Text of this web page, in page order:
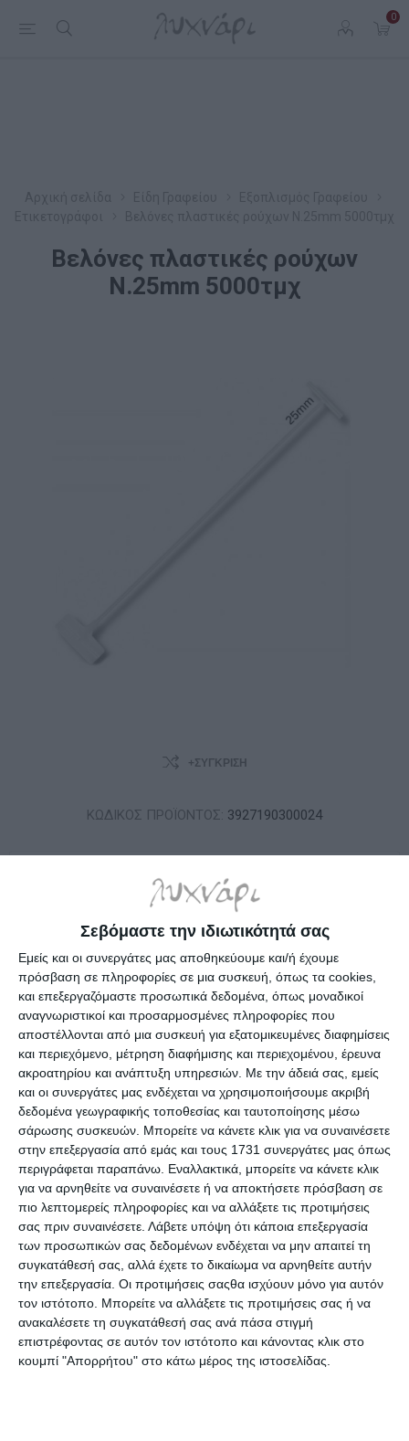
Σεβόμαστε την ιδιωτικότητά σας
Εμείς και οι συνεργάτες μας αποθηκεύουμε και/ή έχουμε
πρόσβαση σε πληροφορίες σε μια συσκευή, όπως τα cookies,
και επεξεργαζόμαστε προσωπικά δεδομένα, όπως μοναδικοί
αναγνωριστικοί και προσαρμοσμένες πληροφορίες που
αποστέλλονται από μια συσκευή για εξατομικευμένες διαφημίσεις
και περιεχόμενο, μέτρηση διαφήμισης και περιεχομένου, έρευνα
ακροατηρίου και ανάπτυξη υπηρεσιών. Με την άδειά σας, εμείς
και οι συνεργάτες μας ενδέχεται να χρησιμοποιήσουμε ακριβή
δεδομένα γεωγραφικής τοποθεσίας και ταυτοποίησης μέσω
σάρωσης συσκευών. Μπορείτε να κάνετε κλικ για να συναινέσετε
στην επεξεργασία από εμάς και τους 1731 συνεργάτες μας όπως
περιγράφεται παραπάνω. Εναλλακτικά, μπορείτε να κάνετε κλικ
για να αρνηθείτε να συναινέσετε ή να αποκτήσετε πρόσβαση σε
πιο λεπτομερείς πληροφορίες και να αλλάξετε τις προτιμήσεις
σας πριν συναινέσετε. Λάβετε υπόψη ότι κάποια επεξεργασία
των προσωπικών σας δεδομένων ενδέχεται να μην απαιτεί τη
συγκατάθεσή σας, αλλά έχετε το δικαίωμα να αρνηθείτε αυτήν
την επεξεργασία. Οι προτιμήσεις σαςθα ισχύουν μόνο για αυτόν
τον ιστότοπο. Μπορείτε να αλλάξετε τις προτιμήσεις σας ή να
ανακαλέσετε τη συγκατάθεσή σας ανά πάσα στιγμή
επιστρέφοντας σε αυτόν τον ιστότοπο και κάνοντας κλικ στο
κουμπί "Απορρήτου" στο κάτω μέρος της ιστοσελίδας.
0
Βελόνες πλαστικές ρούχων
Ν.25mm 5000τμχ
+ΣΎΓΚΡΙΣΗ
ΚΩΔΙΚΟΣ ΠΡΟΪΟΝΤΟΣ: 3927190300024
ΔΙΑΘΈΣΙΜΟ ΚΑΤΌΠΙΝ ΠΑΡΑΓΓΕΛΊΑΣ: ΠΑΡΆΔΟΣΗ ΣΕ 4 -
10 ΗΜΈΡΕΣ
6,50€
i
h
Επιλέξτε τη διεύθυνση από την οποία θέλετε να αποστείλετε
Βελόνες πλαστικές ρούχων Ν.25mm 5000τμχ
Προδιαγραφές προϊόντων
Μάρκα Motex
Κωδικός
Κατασκευαστή
190300020